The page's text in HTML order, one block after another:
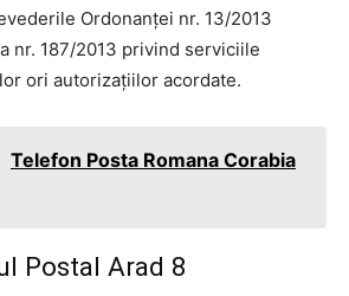
Ordonanţei nr. 13/2013
nr. 187/2013 privind serviciile
ori autorizaţiilor acordate.
Telefon Posta Romana Corabia
Postal Arad 8